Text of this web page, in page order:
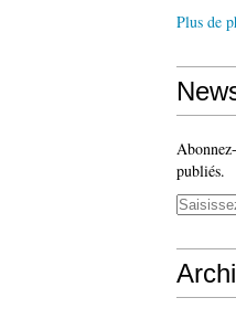
Plus de
publiés.